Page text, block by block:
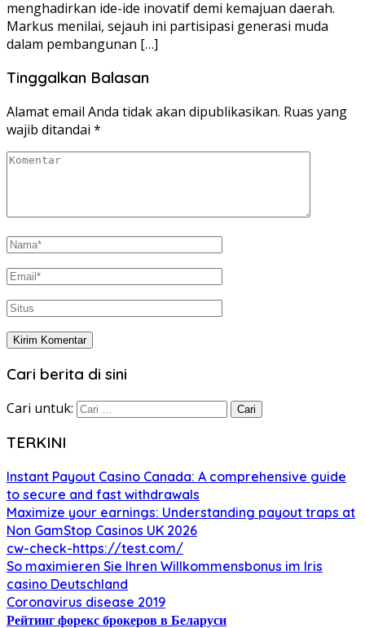
menghadirkan ide-ide inovatif demi kemajuan daerah.
Markus menilai, sejauh ini partisipasi generasi muda
dalam pembangunan […]
Tinggalkan Balasan
Alamat email Anda tidak akan dipublikasikan. Ruas yang
wajib ditandai *
Cari berita di sini
Cari untuk:
TERKINI
Instant Payout Casino Canada: A comprehensive guide
to secure and fast withdrawals
Maximize your earnings: Understanding payout traps at
Non GamStop Casinos UK 2026
cw-check-https://test.com/
So maximieren Sie Ihren Willkommensbonus im Iris
casino Deutschland
Coronavirus disease 2019
Рейтинг форекс брокеров в Беларуси